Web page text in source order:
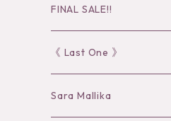
FINAL SALE!!
30％OFF
40％OFF
《 Last One 》
Sara Mallika